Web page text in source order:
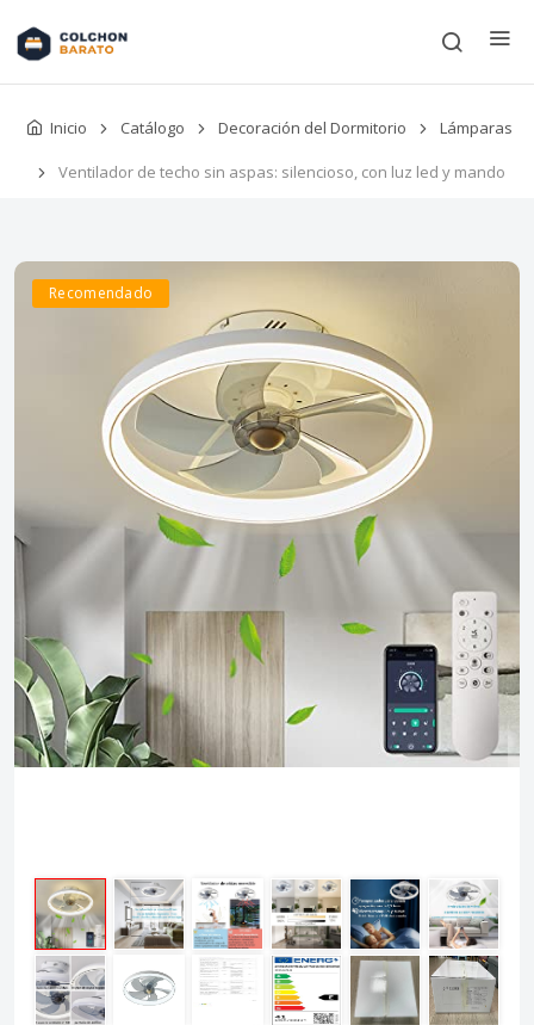
Inicio Catálogo Decoración del Dormitorio Lámparas
Ventilador de techo sin aspas: silencioso, con luz led y mando
Recomendado